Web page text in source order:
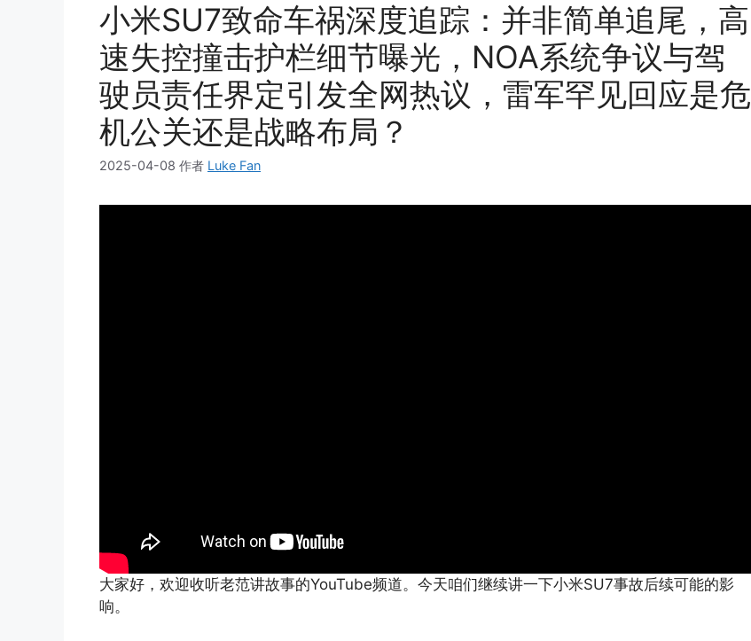
小米SU7致命车祸深度追踪：并非简单追尾，高
速失控撞击护栏细节曝光，NOA系统争议与驾
驶员责任界定引发全网热议，雷军罕见回应是危
机公关还是战略布局？
2025-04-08 作者 Luke Fan
大家好，欢迎收听老范讲故事的YouTube频道。今天咱们继续讲一下小米SU7事故后续可能的影
响。